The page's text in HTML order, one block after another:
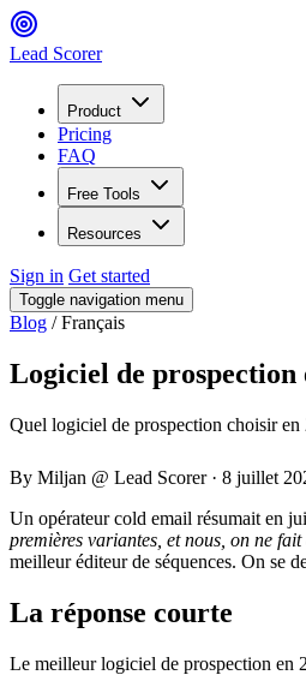
Lead Scorer
Product
Pricing
FAQ
Free Tools
Resources
Sign in Get started
Toggle navigation menu
Blog / Français
Logiciel de
Quel logiciel de prospection choisir
By Miljan @ Lead Scorer · 8 juillet
Un opérateur cold email résumait en
premières variantes, et nous, on ne
meilleur éditeur de séquences. On se
La réponse courte
Le meilleur logiciel de prospection en